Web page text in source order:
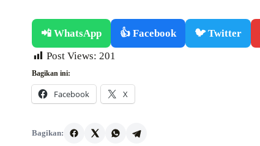
📲 WhatsApp 👍 Facebook 🐦 Twitter
Post Views: 201
Bagikan ini:
Facebook X
Bagikan: